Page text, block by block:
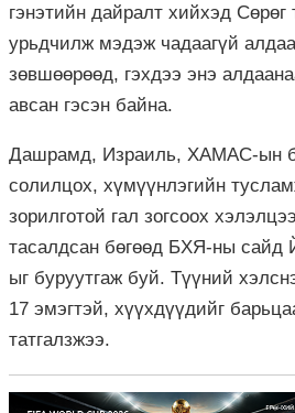
гэнэтийн дайралт хийхэд Сөрөг
урьдчилж мэдэж чадаагүй
зөвшөөрөөд, гэхдээ энэ
авсан гэсэн байна.
Дашрамд, Израиль, ХАМАС-ын
солилцох, хүмүүнлэгийн
зорилготой гал зогсоох
тасалдсан бөгөөд БХЯ-ны сайд
ыг буруутгаж буй. Түүний
17 эмэгтэй, хүүхдүүдийг
татгалзжээ.